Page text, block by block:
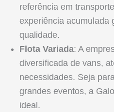
referência em
experiência acumulada
qualidade.
Flota Variada: A
diversificada de vans,
necessidades. Seja
grandes eventos, a
ideal.